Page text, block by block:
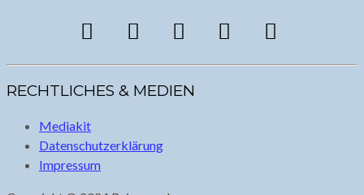
RECHTLICHES & MEDIEN
Mediakit
Datenschutzerklärung
Impressum